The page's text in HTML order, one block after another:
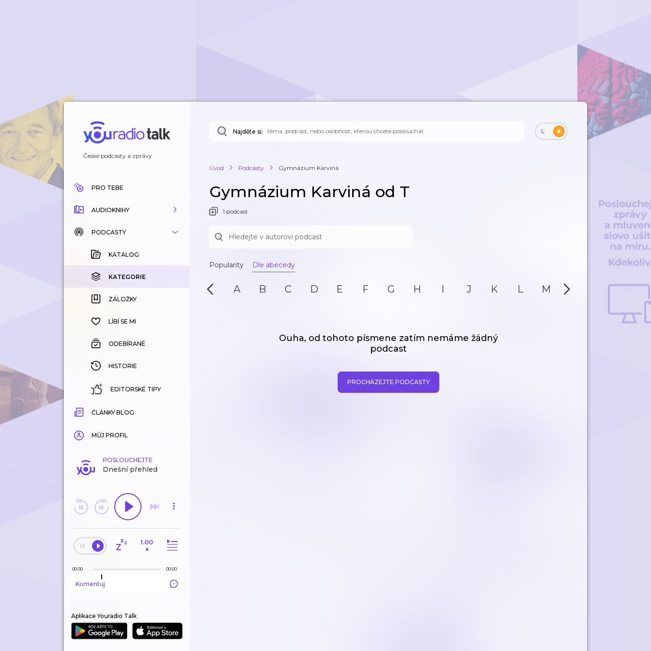
České podcasty a zprávy
PRO TEBE
AUDIOKNIHY
KATALOG
KOUPENÉ
KATEGORIE
ZÁLOŽKY
HISTORIE
PODCASTY
KATALOG
KATEGORIE
ZÁLOŽKY
LÍBÍ SE MI
ODEBÍRANÉ
HISTORIE
EDITORSKÉ TIPY
ČLÁNKY BLOG
MŮJ PROFIL
POSLOUCHEJTE
Dnešní přehled
1.00
×
00:00 00:00
Komentuj
Aplikace Youradio Talk
Najděte si:
Úvod Podcasty Gymnázium Karviná
Gymnázium Karviná od T
1 podcast
Popularity Dle abecedy
A B C D E F G H I J K L M N P
Ouha, od tohoto písmene zatím nemáme žádný
podcast
PROCHÁZEJTE PODCASTY